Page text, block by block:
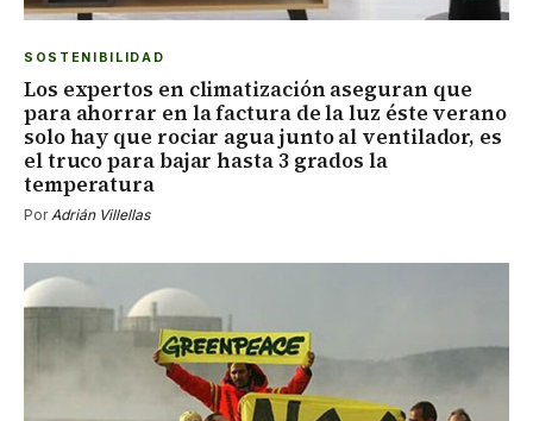
SOSTENIBILIDAD
Los expertos en climatización aseguran que
para ahorrar en la factura de la luz éste verano
solo hay que rociar agua junto al ventilador, es
el truco para bajar hasta 3 grados la
temperatura
Por Adrián Villellas